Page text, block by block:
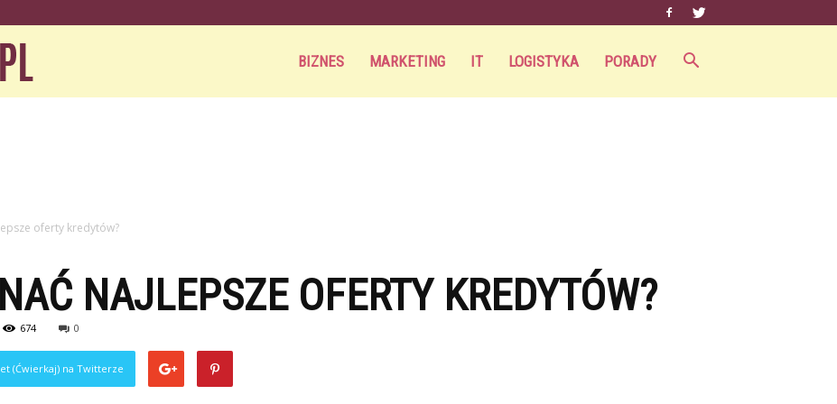
BIZNES MARKETING IT LOGISTYKA PORADY
oferty kredytów?
NAJLEPSZE OFERTY KREDYTÓW?
674 0
(Ćwierkaj) na Twitterze